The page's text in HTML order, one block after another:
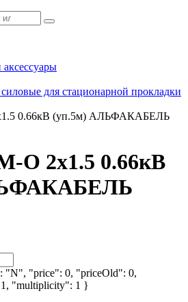
для стационарной прокладки
0.66кВ (уп.5м) АЛЬФАКАБЕЛЬ
O 2х1.5 0.66кВ
"N", "price": 0, "priceOld": 0,
"multiplicity": 1 }